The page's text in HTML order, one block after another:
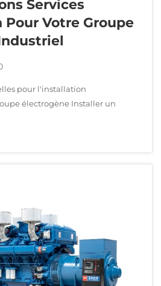
Services
Votre Groupe
pour l'installation
électrogène Installer un
est une opération complexe
minutieuse, une expertise
des protocoles de sécurité.